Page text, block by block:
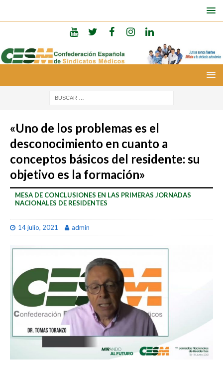
«Uno de los problemas es el
desconocimiento en cuanto a
conceptos básicos del residente: su
objetivo es la formación»
MESA DE CONCLUSIONES EN LAS PRIMERAS JORNADAS
NACIONALES DE RESIDENTES
14 julio, 2021 admin